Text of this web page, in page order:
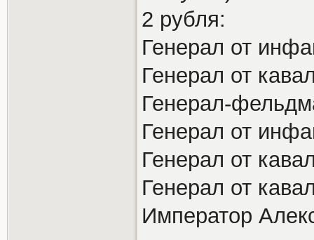
2 рубля:
Генерал от
Генерал от
Генерал-
Генерал от
Генерал от
Генерал от
Император